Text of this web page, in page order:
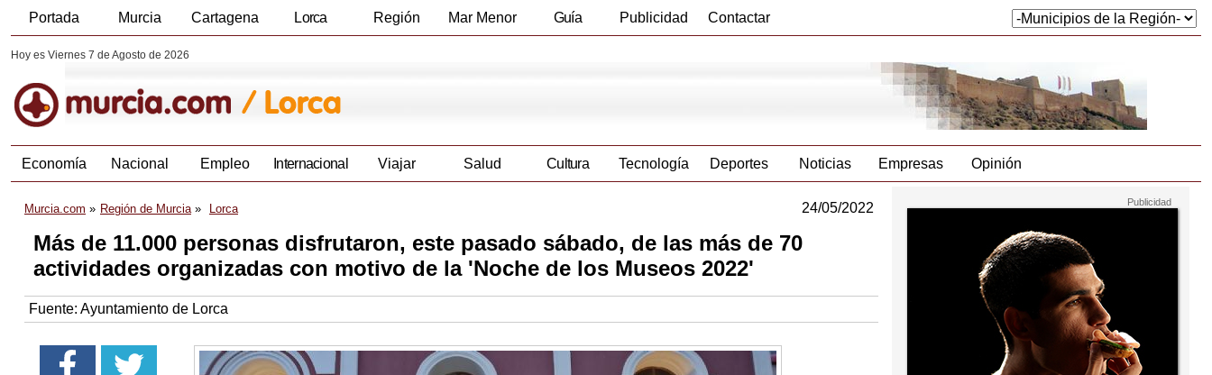
Portada Murcia Cartagena Lorca Región Mar Menor Guía Publicidad Contactar
Hoy es Viernes 7 de Agosto de 2026
Economía Nacional Empleo Internacional Viajar Salud Cultura Tecnología Deportes Noticias Empresas Opinión
Murcia.com Región de Murcia Lorca 24/05/2022
Más de 11.000 personas disfrutaron, este pasado sábado, de las más de 70
actividades organizadas con motivo de la 'Noche de los Museos 2022'
Fuente: Ayuntamiento de Lorca